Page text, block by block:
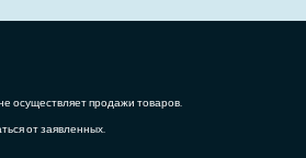
осуществляет продажи товаров.
от заявленных.